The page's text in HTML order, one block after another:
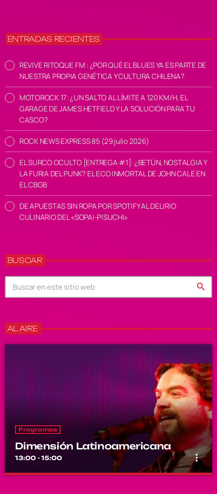
ENTRADAS RECIENTES
REVIVE RITOQUE FM : ¿POR QUÉ EL BLUES YA ES PARTE DE
NUESTRA PROPIA GENÉTICA Y CULTURA CHILENA?
MOTOROCK 17: ¿UN SALTO AL LÍMITE A 120 KM/H, EL
GARAGE DE JAMES HETFIELD Y LA SOLUCIÓN PARA TU
CASCO?
ROCK NEWS EXPRESS 85 (29 julio 2026)
EL SURCO OCULTO [ENTREGA #1]: ¿BETÚN, NOSTALGIA Y
LA FURIA DEL PUNK? EL ECO INMORTAL DE JOHN CALE EN
EL CBGB
DE APUESTAS SIN ROPA POR SPOTIFY AL DELIRIO
CULINARIO DEL «SOPAI-PISUCHI»
BUSCAR
search
AL AIRE
Programas
Dimensión Latinoamericana
13:00 - 15:00 more_vert